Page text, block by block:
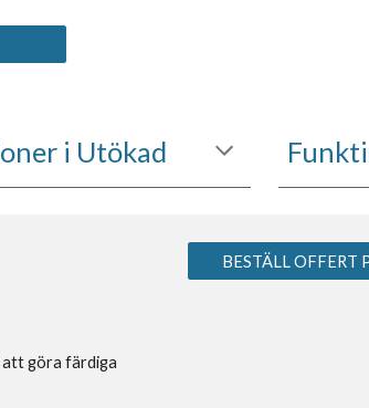
i Utökad
att göra färdiga
BESTÄLL OFFERT